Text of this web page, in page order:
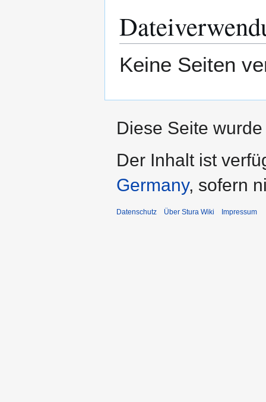
Keine Seiten
Diese Seite
Der Inhalt ist
Germany, sofern
Datenschutz Über Stura Wiki Impressum